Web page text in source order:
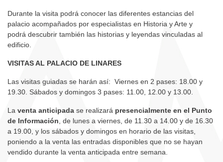
Durante la visita podrá conocer las diferentes estancias del
palacio acompañados por especialistas en Historia y Arte y
podrá descubrir también las historias y leyendas vinculadas al
edificio.
VISITAS AL PALACIO DE LINARES
Las visitas guiadas se harán así: Viernes en 2 pases: 18.00 y
19.30. Sábados y domingos 3 pases: 11.00, 12.00 y 13.00.
La venta anticipada se realizará presencialmente en el Punto
de Información , de lunes a viernes, de 11.30 a 14.00 y de 16.30
a 19.00, y los sábados y domingos en horario de las visitas,
poniendo a la venta las entradas disponibles que no se hayan
vendido durante la venta anticipada entre semana.